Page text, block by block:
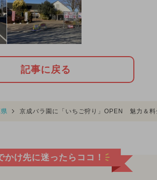
記事に戻る
京成バラ園に「いちご狩り」OPEN 魅力＆料
かけ先に迷ったらココ！